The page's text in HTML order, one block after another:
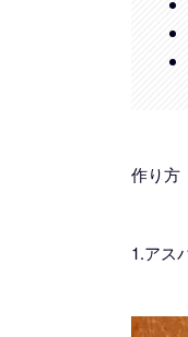
作り方
1.アス